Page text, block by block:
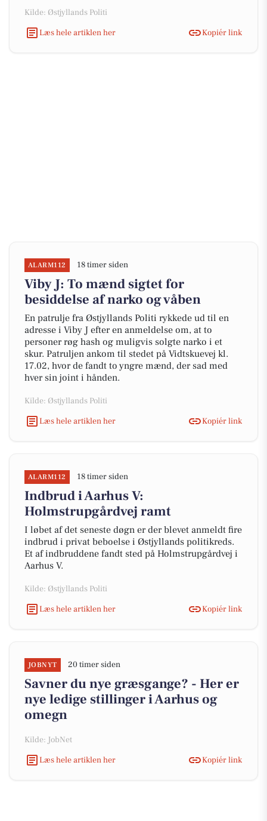
Kilde: Østjyllands Politi
Læs hele artiklen her
Kopiér link
ALARM112 18 timer siden
Viby J: To mænd sigtet for
besiddelse af narko og våben
En patrulje fra Østjyllands Politi rykkede ud til en
adresse i Viby J efter en anmeldelse om, at to
personer røg hash og muligvis solgte narko i et
skur. Patruljen ankom til stedet på Vidtskuevej kl.
17.02, hvor de fandt to yngre mænd, der sad med
hver sin joint i hånden.
Kilde: Østjyllands Politi
Læs hele artiklen her
Kopiér link
ALARM112 18 timer siden
Indbrud i Aarhus V:
Holmstrupgårdvej ramt
I løbet af det seneste døgn er der blevet anmeldt fire
indbrud i privat beboelse i Østjyllands politikreds.
Et af indbruddene fandt sted på Holmstrupgårdvej i
Aarhus V.
Kilde: Østjyllands Politi
Læs hele artiklen her
Kopiér link
JOBNYT 20 timer siden
Savner du nye græsgange? - Her er
nye ledige stillinger i Aarhus og
omegn
Kilde: JobNet
Læs hele artiklen her
Kopiér link